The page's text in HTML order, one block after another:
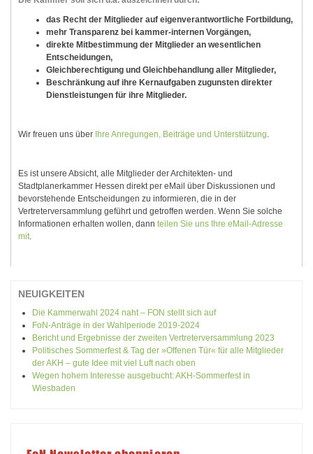
das Recht der Mitglieder auf eigenverantwortliche Fortbildung,
mehr Transparenz bei kammer-internen Vorgängen,
direkte Mitbestimmung der Mitglieder an wesentlichen
Entscheidungen,
Gleichberechtigung und Gleichbehandlung aller Mitglieder,
Beschränkung auf ihre Kernaufgaben zugunsten direkter
Dienstleistungen für ihre Mitglieder.
Wir freuen uns über Ihre Anregungen, Beiträge und Unterstützung.
Es ist unsere Absicht, alle Mitglieder der Architekten- und
Stadtplanerkammer Hessen direkt per eMail über Diskussionen und
bevorstehende Entscheidungen zu informieren, die in der
Vertreterversammlung geführt und getroffen werden. Wenn Sie solche
Informationen erhalten wollen, dann teilen Sie uns Ihre eMail-Adresse
mit.
NEUIGKEITEN
Die Kammerwahl 2024 naht – FON stellt sich auf
FoN-Anträge in der Wahlperiode 2019-2024
Bericht und Ergebnisse der zweiten Vertreterversammlung 2023
Politisches Sommerfest & Tag der »Offenen Tür« für alle Mitglieder
der AKH – gute Idee mit viel Luft nach oben
Wegen hohem Interesse ausgebucht: AKH-Sommerfest in
Wiesbaden